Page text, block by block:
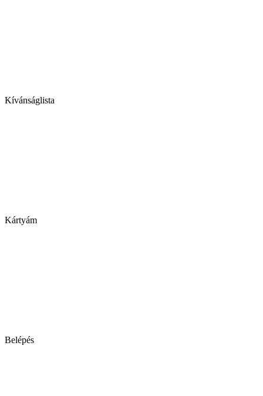
Kívánságlista
Kártyám
Belépés